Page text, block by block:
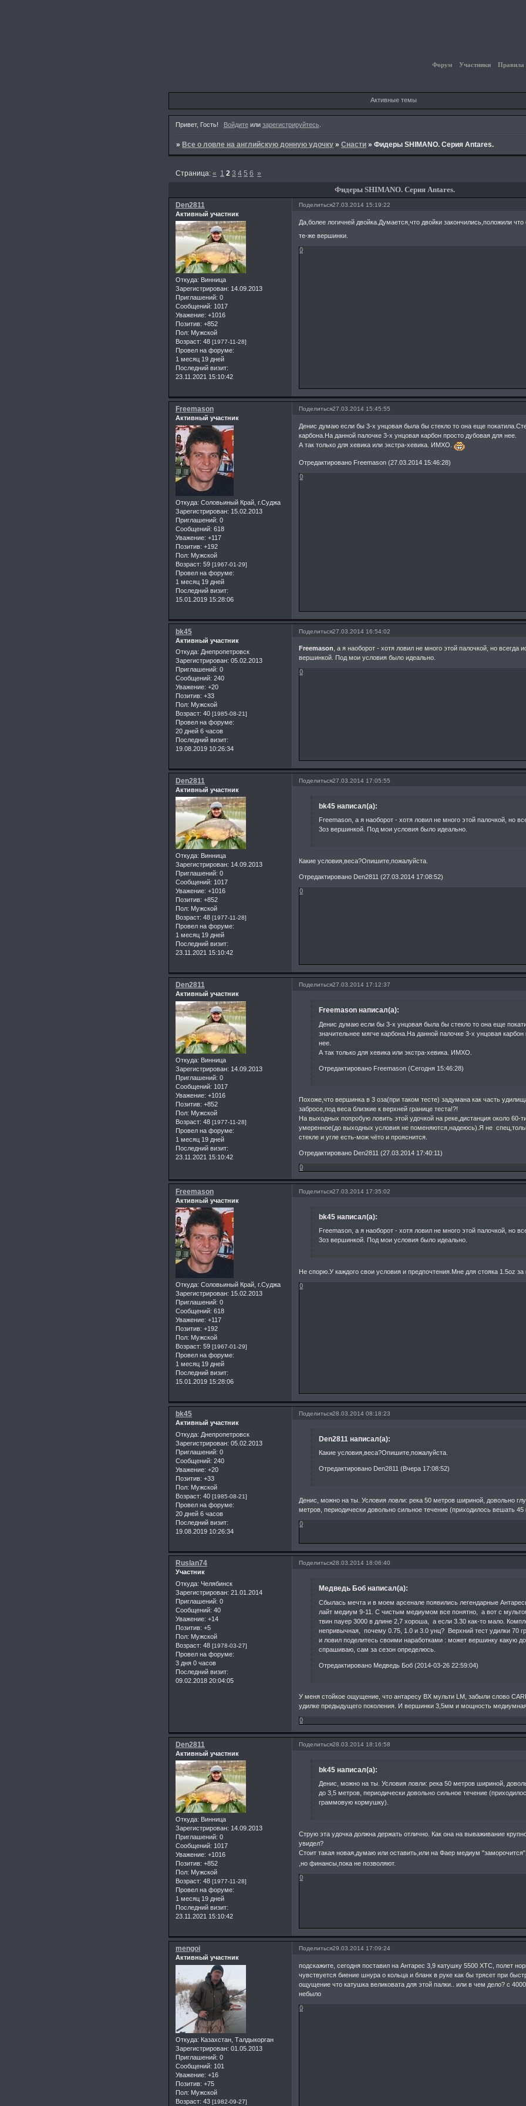
Форум Участники Правила
Активные темы
Привет, Гость! Войдитеили зарегистрируйтесь.
»Все о ловле на английскую донную удочку »Снасти »Фидеры SHIMANO. Серия Antares.
Фидеры SHIMANO. Серия Antares.
Страница:« 1 2 3 4 5 6 »
Поделиться27.03.2014 15:19:22
Den2811
Активный участник
Откуда: Винница
Зарегистрирован: 14.09.2013
Приглашений: 0
Сообщений: 1017
Уважение: +1016
Позитив: +852
Пол: Мужской
Возраст: 48 [1977-11-28]
Провел на форуме:
1 месяц 19 дней
Последний визит:
23.11.2021 15:10:42
Да,более логичней двойка.Думается,что двойки закончились,положили
те-же вершинки.
0
Поделиться27.03.2014 15:45:55
Freemason
Активный участник
Откуда: Соловьиный Край, г.Суджа
Зарегистрирован: 15.02.2013
Приглашений: 0
Сообщений: 618
Уважение: +117
Позитив: +192
Пол: Мужской
Возраст: 59 [1967-01-29]
Провел на форуме:
1 месяц 19 дней
Последний визит:
15.01.2019 15:28:06
Денис думаю если бы 3-х унцовая была бы стекло то она еще
карбона.На данной палочке 3-х унцовая карбон просто дубовая для нее.
А так только для хевика или экстра-хевика. ИМХО.
Отредактировано Freemason (27.03.2014 15:46:28)
0
Поделиться27.03.2014 16:54:02
bk45
Активный участник
Откуда: Днепропетровск
Зарегистрирован: 05.02.2013
Приглашений: 0
Сообщений: 240
Уважение: +20
Позитив: +33
Пол: Мужской
Возраст: 40 [1985-08-21]
Провел на форуме:
20 дней 6 часов
Последний визит:
19.08.2019 10:26:34
Freemason , а я наоборот - хотя ловил не много этой палочкой, но всегда
вершинкой. Под мои условия было идеально.
0
Поделиться27.03.2014 17:05:55
Den2811
Активный участник
Откуда: Винница
Зарегистрирован: 14.09.2013
Приглашений: 0
Сообщений: 1017
Уважение: +1016
Позитив: +852
Пол: Мужской
Возраст: 48 [1977-11-28]
Провел на форуме:
1 месяц 19 дней
Последний визит:
23.11.2021 15:10:42
bk45 написал(а):
Freemason, а я наоборот - хотя ловил не много этой палочкой, но
3оз вершинкой. Под мои условия было идеально.
Какие условия,веса?Опишите,пожалуйста.
Отредактировано Den2811 (27.03.2014 17:08:52)
0
Поделиться27.03.2014 17:12:37
Den2811
Активный участник
Откуда: Винница
Зарегистрирован: 14.09.2013
Приглашений: 0
Сообщений: 1017
Уважение: +1016
Позитив: +852
Пол: Мужской
Возраст: 48 [1977-11-28]
Провел на форуме:
1 месяц 19 дней
Последний визит:
23.11.2021 15:10:42
Freemason написал(а):
Денис думаю если бы 3-х унцовая была бы стекло то она еще
значительнее мягче карбона.На данной палочке 3-х унцовая карбон
нее.
А так только для хевика или экстра-хевика. ИМХО.
Отредактировано Freemason (Сегодня 15:46:28)
Похоже,что вершинка в 3 оза(при таком тесте) задумана как часть
забросе,под веса близкие к верхней границе теста!?!
На выходных попробую ловить этой удочкой на реке,дистанция около 60-
умеренное(до выходных условия не поменяются,надеюсь).Я не
стекле и угле есть-мож чёто и прояснится.
Отредактировано Den2811 (27.03.2014 17:40:11)
0
Поделиться27.03.2014 17:35:02
Freemason
Активный участник
Откуда: Соловьиный Край, г.Суджа
Зарегистрирован: 15.02.2013
Приглашений: 0
Сообщений: 618
Уважение: +117
Позитив: +192
Пол: Мужской
Возраст: 59 [1967-01-29]
Провел на форуме:
1 месяц 19 дней
Последний визит:
15.01.2019 15:28:06
bk45 написал(а):
Freemason, а я наоборот - хотя ловил не много этой палочкой, но
3оз вершинкой. Под мои условия было идеально.
Не спорю.У каждого свои условия и предпочтения.Мне для стояка 1.5oz за
0
Поделиться28.03.2014 08:18:23
bk45
Активный участник
Откуда: Днепропетровск
Зарегистрирован: 05.02.2013
Приглашений: 0
Сообщений: 240
Уважение: +20
Позитив: +33
Пол: Мужской
Возраст: 40 [1985-08-21]
Провел на форуме:
20 дней 6 часов
Последний визит:
19.08.2019 10:26:34
Den2811 написал(а):
Какие условия,веса?Опишите,пожалуйста.
Отредактировано Den2811 (Вчера 17:08:52)
Денис, можно на ты. Условия ловли: река 50 метров шириной, довольно
метров, периодически довольно сильное течение (приходилось вешать
0
Поделиться28.03.2014 18:06:40
Ruslan74
Участник
Откуда: Челябинск
Зарегистрирован: 21.01.2014
Приглашений: 0
Сообщений: 40
Уважение: +14
Позитив: +5
Пол: Мужской
Возраст: 48 [1978-03-27]
Провел на форуме:
3 дня 0 часов
Последний визит:
09.02.2018 20:04:05
Медведь Боб написал(а):
Сбылась мечта и в моем арсенале появились легендарные
лайт медиум 9-11. С чистым медиумом все понятно, а вот с
твин пауер 3000 в длине 2,7 хороша, а если 3.30 как-то мало.
непривычная, почему 0.75, 1.0 и 3.0 унц? Верхний тест удилки 70
и ловил поделитесь своими наработками : может вершинку какую
спрашиваю, сам за сезон определюсь.
Отредактировано Медведь Боб (2014-03-26 22:59:04)
У меня стойкое ощущение, что антаресу BX мульти LM, забыли слово
удилке предыдущего поколения. И вершинки 3,5мм и мощность
0
Поделиться28.03.2014 18:16:58
Den2811
Активный участник
Откуда: Винница
Зарегистрирован: 14.09.2013
Приглашений: 0
Сообщений: 1017
Уважение: +1016
Позитив: +852
Пол: Мужской
Возраст: 48 [1977-11-28]
Провел на форуме:
1 месяц 19 дней
Последний визит:
23.11.2021 15:10:42
bk45 написал(а):
Денис, можно на ты. Условия ловли: река 50 метров шириной,
до 3,5 метров, периодически довольно сильное течение
граммовую кормушку).
Струю эта удочка должна держать отлично. Как она на вываживание
увидел?
Стоит такая новая,думаю или оставить,или на Фаер медиум
,но финансы,пока не позволяют.
0
Поделиться29.03.2014 17:09:24
mengoi
Активный участник
Откуда: Казахстан, Талдыкорган
Зарегистрирован: 01.05.2013
Приглашений: 0
Сообщений: 101
Уважение: +16
Позитив: +75
Пол: Мужской
Возраст: 43 [1982-09-27]
подскажите, сегодня поставил на Антарес 3,9 катушку 5500 ХТС, полет
чувствуется биение шнура о кольца и бланк в руке как бы трясет при
ощущение что катушка великовата для этой палки.. или в чем дело? с
небыло
0